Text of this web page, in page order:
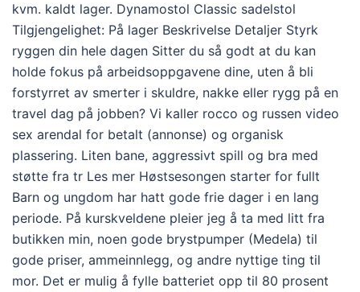
kvm. kaldt lager. Dynamostol Classic sadelstol
Tilgjengelighet: På lager Beskrivelse Detaljer Styrk
ryggen din hele dagen Sitter du så godt at du kan
holde fokus på arbeidsoppgavene dine, uten å bli
forstyrret av smerter i skuldre, nakke eller rygg på en
travel dag på jobben? Vi kaller rocco og russen video
sex arendal for betalt (annonse) og organisk
plassering. Liten bane, aggressivt spill og bra med
støtte fra tr Les mer Høstsesongen starter for fullt
Barn og ungdom har hatt gode frie dager i en lang
periode. På kurskveldene pleier jeg å ta med litt fra
butikken min, noen gode brystpumper (Medela) til
gode priser, ammeinnlegg, og andre nyttige ting til
mor. Det er mulig å fylle batteriet opp til 80 prosent